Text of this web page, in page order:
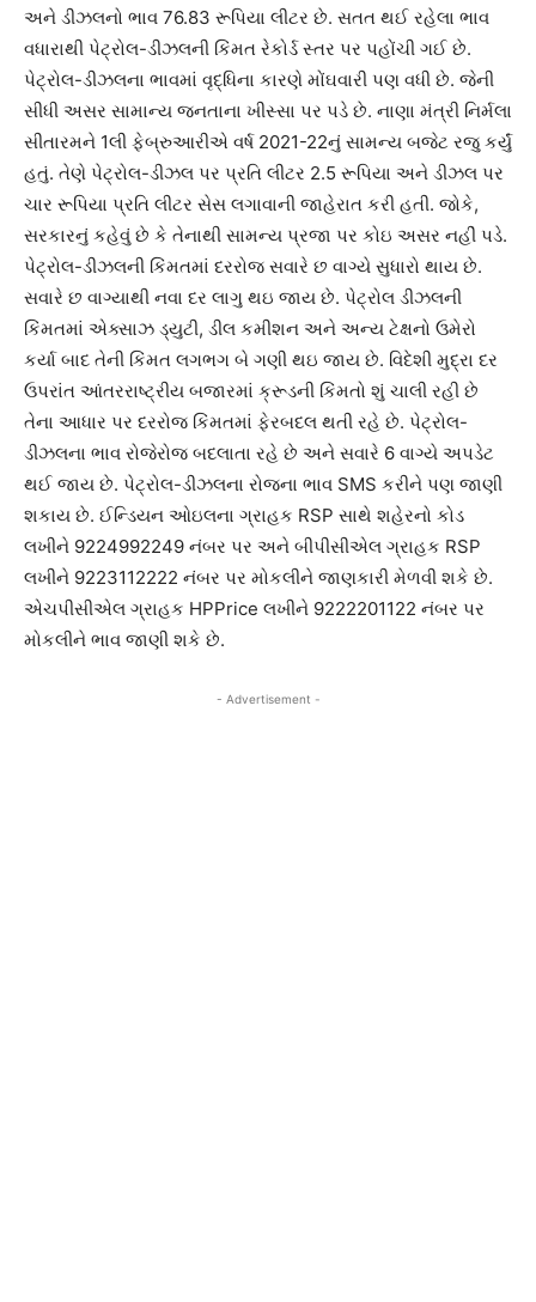
અને ડીઝલનો ભાવ 76.83 રૂપિયા લીટર છે. સતત થઈ રહેલા ભાવ
વધારાથી પેટ્રોલ-ડીઝલની કિંમત રેકોર્ડ સ્તર પર પહોંચી ગઈ છે.
પેટ્રોલ-ડીઝલના ભાવમાં વૃદ્ધિના કારણે મોંઘવારી પણ વધી છે. જેની
સીધી અસર સામાન્ય જનતાના ખીસ્સા પર પડે છે. નાણા મંત્રી નિર્મલા
સીતારમને 1લી ફેબ્રુઆરીએ વર્ષ 2021-22નું સામન્ય બજેટ રજુ કર્યું
હતું. તેણે પેટ્રોલ-ડીઝલ પર પ્રતિ લીટર 2.5 રૂપિયા અને ડીઝલ પર
ચાર રૂપિયા પ્રતિ લીટર સેસ લગાવાની જાહેરાત કરી હતી. જોકે,
સરકારનું કહેવું છે કે તેનાથી સામન્ય પ્રજા પર કોઇ અસર નહીં પડે.
પેટ્રોલ-ડીઝલની કિંમતમાં દરરોજ સવારે છ વાગ્યે સુધારો થાય છે.
સવારે છ વાગ્યાથી નવા દર લાગુ થઇ જાય છે. પેટ્રોલ ડીઝલની
કિંમતમાં એક્સાઝ ડ્યુટી, ડીલ કમીશન અને અન્ય ટેક્ષનો ઉમેરો
કર્યા બાદ તેની કિંમત લગભગ બે ગણી થઇ જાય છે. વિદેશી મુદ્રા દર
ઉપરાંત આંતરરાષ્ટ્રીય બજારમાં ક્રૂડની કિંમતો શું ચાલી રહી છે
તેના આધાર પર દરરોજ કિંમતમાં ફેરબદલ થતી રહે છે. પેટ્રોલ-
ડીઝલના ભાવ રોજેરોજ બદલાતા રહે છે અને સવારે 6 વાગ્યે અપડેટ
થઈ જાય છે. પેટ્રોલ-ડીઝલના રોજના ભાવ SMS કરીને પણ જાણી
શકાય છે. ઈન્ડિયન ઓઇલના ગ્રાહક RSP સાથે શહેરનો કોડ
લખીને 9224992249 નંબર પર અને બીપીસીએલ ગ્રાહક RSP
લખીને 9223112222 નંબર પર મોકલીને જાણકારી મેળવી શકે છે.
એચપીસીએલ ગ્રાહક HPPrice લખીને 9222201122 નંબર પર
મોકલીને ભાવ જાણી શકે છે.
- Advertisement -